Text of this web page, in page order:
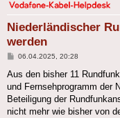
Niederländischer
werden
Beitrag
06.04.2025, 20:28
Aus den bisher 11
und Fernsehprogramm der
Beteiligung der
nicht mehr wie bisher von